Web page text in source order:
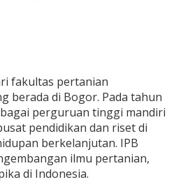
fakultas pertanian
berada di Bogor. Pada tahun
perguruan tinggi mandiri
pendidikan dan riset di
berkelanjutan. IPB
ilmu pertanian,
di Indonesia.